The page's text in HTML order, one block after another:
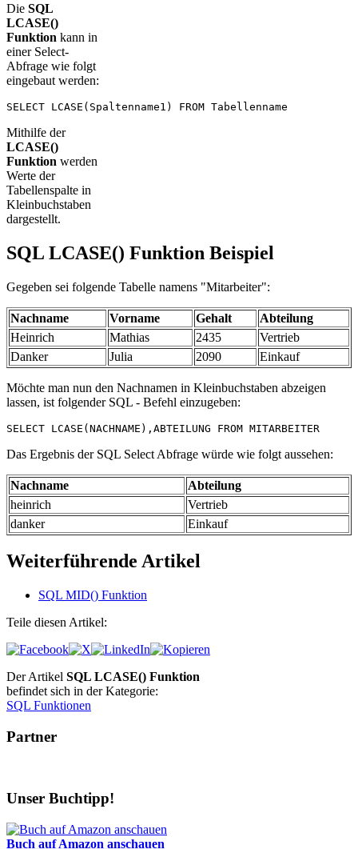
Die SQL
LCASE()
Funktion kann in
einer Select-
Abfrage wie folgt
eingebaut werden:
SELECT LCASE(Spaltenname1) FROM Tabellenname
Mithilfe der
LCASE()
Funktion werden
Werte der
Tabellenspalte in
Kleinbuchstaben
dargestellt.
SQL LCASE() Funktion Beispiel
Gegeben sei folgende Tabelle namens "Mitarbeiter":
Nachname Vorname Gehalt
Abteilung
Heinrich
Mathias 2435
Vertrieb
Danker
Julia 2090 Einkauf
Möchte man nun den Nachnamen in Kleinbuchstaben abzeigen
lassen, ist folgender SQL - Befehl einzugeben:
SELECT LCASE(NACHNAME),ABTEILUNG FROM MITARBEITER
Das Ergebnis der SQL Select Abfrage würde wie folgt aussehen:
Nachname
Abteilung
heinrich
Vertrieb
danker
Einkauf
Weiterführende Artikel
SQL MID() Funktion
Teile diesen Artikel:
Der Artikel SQL LCASE() Funktion
befindet sich in der Kategorie:
SQL Funktionen
Partner
Unser Buchtipp!
Buch auf Amazon anschauen